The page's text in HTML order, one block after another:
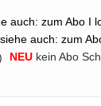
auch: zum Abo I
siehe auch: zum
NEU kein Abo